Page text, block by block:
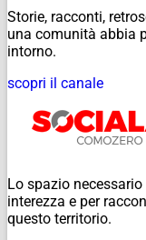
Storie, racconti,
una comunità abbia
intorno.
scopri il canale
Lo spazio
interezza e per
questo territorio.